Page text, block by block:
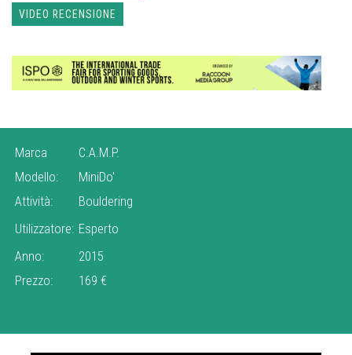
VIDEO RECENSIONE
Marca
C.A.M.P.
Modello:
MiniDo'
Attività:
Bouldering
Utilizzatore: Esperto
Anno:
2015
Prezzo:
169 €